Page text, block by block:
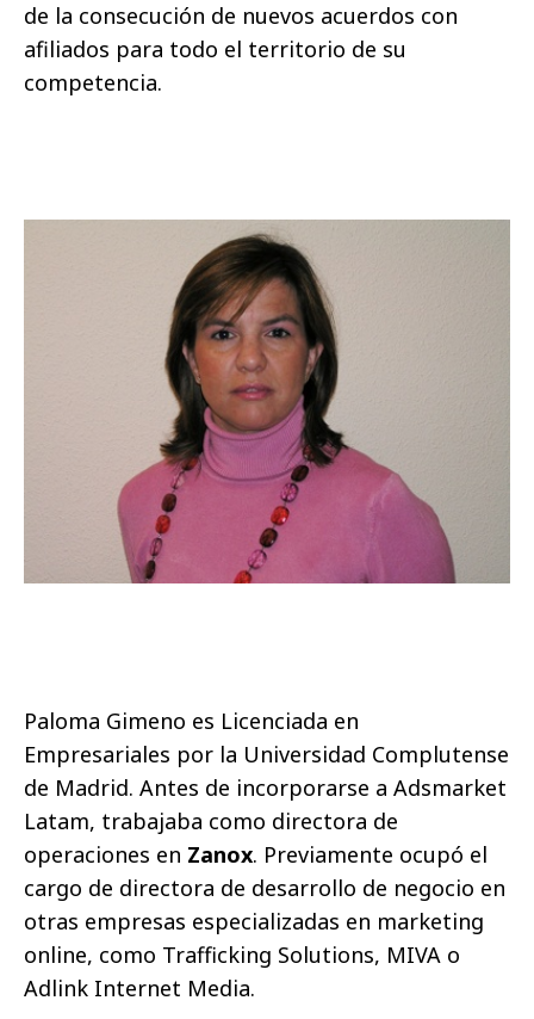
de la consecución de nuevos acuerdos con
afiliados para todo el territorio de su
competencia.
Paloma Gimeno es Licenciada en
Empresariales por la Universidad Complutense
de Madrid. Antes de incorporarse a Adsmarket
Latam, trabajaba como directora de
operaciones en Zanox. Previamente ocupó el
cargo de directora de desarrollo de negocio en
otras empresas especializadas en marketing
online, como Trafficking Solutions, MIVA o
Adlink Internet Media.